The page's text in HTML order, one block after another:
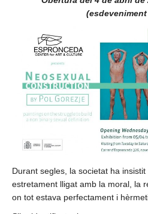
Durant segles, la societat ha
estretament lligat amb la moral, la
on tot estava perfectament i